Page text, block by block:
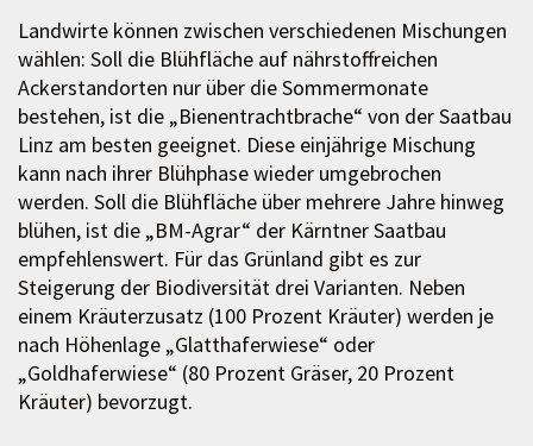
Landwirte können zwischen verschiedenen Mischungen
wählen: Soll die Blühfläche auf nährstoffreichen
Ackerstandorten nur über die Sommermonate
bestehen, ist die „Bienentrachtbrache“ von der Saatbau
Linz am besten geeignet. Diese einjährige Mischung
kann nach ihrer Blühphase wieder umgebrochen
werden. Soll die Blühfläche über mehrere Jahre hinweg
blühen, ist die „BM-Agrar“ der Kärntner Saatbau
empfehlenswert. Für das Grünland gibt es zur
Steigerung der Biodiversität drei Varianten. Neben
einem Kräuterzusatz (100 Prozent Kräuter) werden je
nach Höhenlage „Glatthaferwiese“ oder
„Goldhaferwiese“ (80 Prozent Gräser, 20 Prozent
Kräuter) bevorzugt.